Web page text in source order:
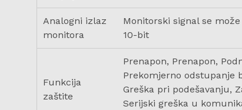
Analogni izlaz
monitora
Monitorski signal se
10-bit
Funkcija
zaštite
Prenapon, Prenapon,
Prekomjerno odstupanje
Greška pri podešavanju,
Serijski greška u